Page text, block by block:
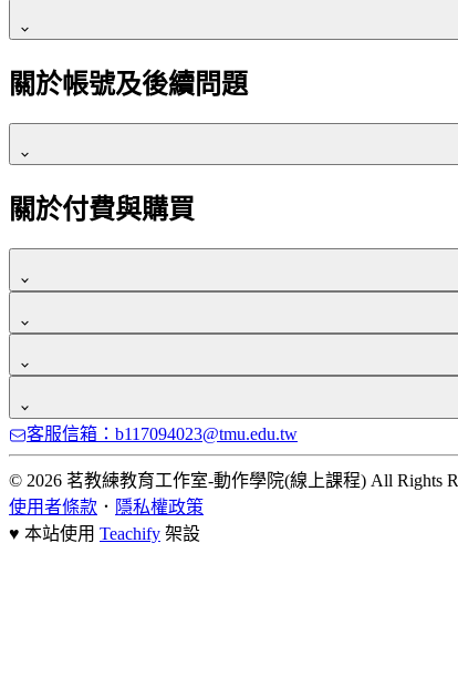
除非購買頁面／訂閱方案上有特別註明，全站課程多不
本課程觀看期限為12 個月。
觀看期間內可不限次數重複觀看課程內容。
若未來課程有新增單元，將直接加入課程中，學員可
關於帳號及後續問題
關於付費與購買
若在購買後 7 天內，確認未觀看正式課程影片、檔案，皆
我們可接受信用卡一次付清，網路 ATM、實體 ATM 轉
可以打統編，請記得在付款時「發票類型」選擇「統編
客服信箱：b117094023@tmu.edu.tw
© 2026 茗教練教育工作室-動作學院(線上課程) All Rights
使用者條款 ． 隱私權政策
♥ 本站使用 Teachify 架設